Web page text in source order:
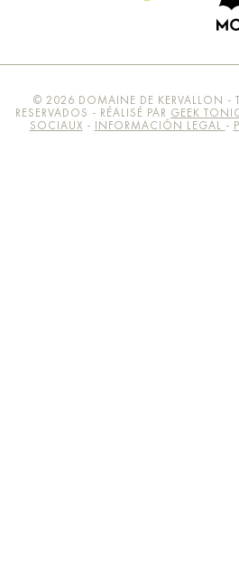
© 2026 DOMAINE DE KERVALLON -
RESERVADOS - RÉALISÉ PAR GEEK
SOCIAUX - INFORMACIÓN LEGAL -